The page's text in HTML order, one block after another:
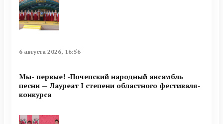
6 августа 2026, 16:56
Мы- первые! -Почепский народный ансамбль
песни — Лауреат I степени областного фестиваля-
конкурса